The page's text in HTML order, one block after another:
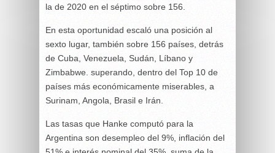
la de 2020 en el séptimo sobre 156.
En esta oportunidad escaló una posición al
sexto lugar, también sobre 156 países, detrás
de Cuba, Venezuela, Sudán, Líbano y
Zimbabwe. superando, dentro del Top 10 de
países más económicamente miserables, a
Surinam, Angola, Brasil e Irán.
Las tasas que Hanke computó para la
Argentina son desempleo del 9%, inflación del